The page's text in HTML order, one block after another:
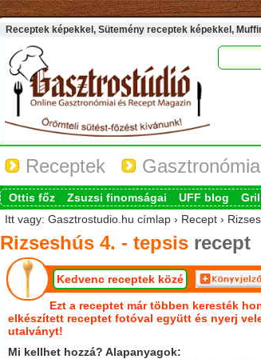
Receptek képekkel, Sütemény receptek képekkel,
Receptek
Ottis főz Zsuzsi finomságai UFF blog
Itt vagy: Gasztrostudio.hu címlap › Recept ›
Rizseshús 4. - tepsisrecept
Kedvenc receptek közé
Ezt a receptet már többen keresték
elkészített receptet fotóval együtt és nyerj
utalványt!
Mi kellhet hozzá? Alapanyagok: